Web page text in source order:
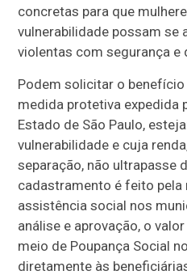
concretas para que
vulnerabilidade possam se
violentas com segurança e
Podem solicitar o
medida protetiva expedida
Estado de São Paulo,
vulnerabilidade e cuja
separação, não ultrapasse
cadastramento é feito pela
assistência social nos
análise e aprovação, o
meio de Poupança Social
diretamente às